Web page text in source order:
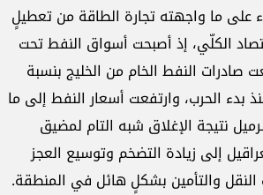
على ما واجهته تجارة الطاقة من تعطيلٍ
الكلّي، إذ أصبحت أسواق النفط تحت
صادرات النفط الخام من الخليج بنسبة
75 و90% منذ بدء الحرب، وارتفعت أسعار النفط إلى ما
دولاراً للبرميل نتيجة الإغلاق شبه التام لمضيق
إلى زيادة التضخم وتوسيع العجز
النقل والتأمين بشكلٍ هائل في المنطقة.